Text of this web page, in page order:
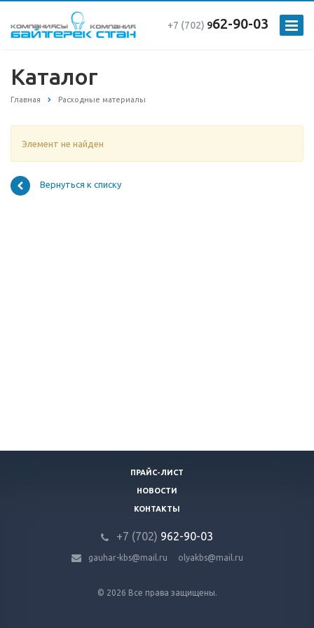
+7 (702) 962-90-03
Каталог
Главная Расходные материалы
Элемент не найден
Вернуться к списку
ПРАЙС-ЛИСТ
НОВОСТИ
КОНТАКТЫ
+7 (702) 962-90-03
gauhar-kbs@mail.ru olyakbs@mail.ru
© 2026 Все права защищены.